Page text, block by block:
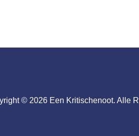
© 2026 Een Kritischenoot. Alle